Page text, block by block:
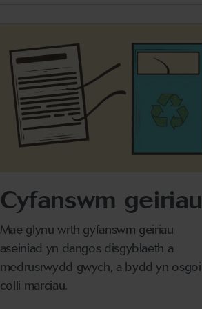
Cyfanswm geiriau
Mae glynu wrth gyfanswm geiriau
aseiniad yn dangos disgyblaeth a
medrusrwydd gwych, a bydd yn osgoi
colli marciau.